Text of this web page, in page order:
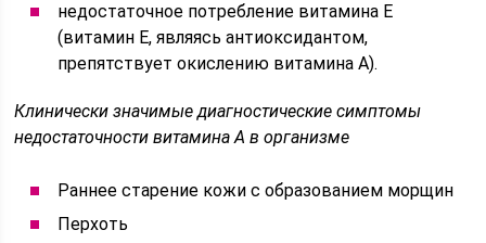
недостаточное потребление витамина Е
(витамин Е, являясь антиоксидантом,
препятствует окислению витамина А).
Клинически значимые диагностические симптомы
недостаточности витамина А в организме
Раннее старение кожи с образованием морщин
Перхоть